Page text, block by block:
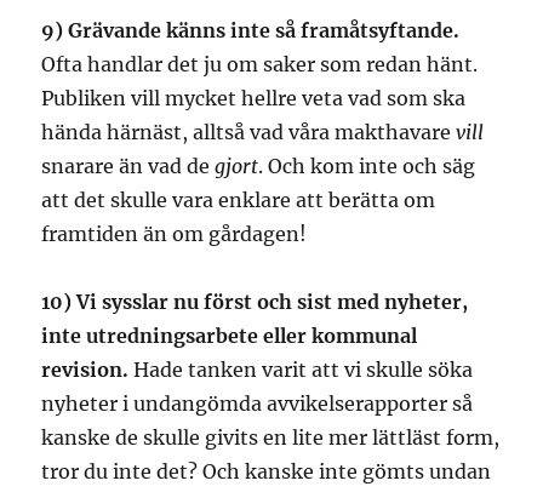
9) Grävande känns inte så framåtsyftande.
Ofta handlar det ju om saker som redan hänt.
Publiken vill mycket hellre veta vad som ska
hända härnäst, alltså vad våra makthavarevill
snarare än vad degjort. Och kom inte och säg
att det skulle vara enklare att berätta om
framtiden än om gårdagen!
10) Vi sysslar nu först och sist med nyheter,
inte utredningsarbete eller kommunal
revision. Hade tanken varit att vi skulle söka
nyheter i undangömda avvikelserapporter så
kanske de skulle givits en lite mer lättläst form,
tror du inte det? Och kanske inte gömts undan